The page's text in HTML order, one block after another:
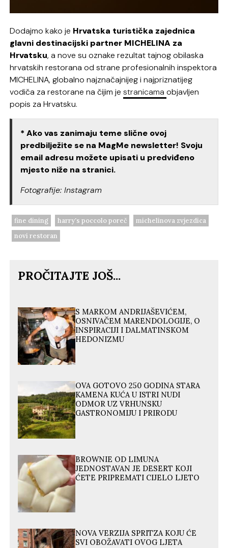
Dodajmo kako je Hrvatska turistička zajednica
glavni destinacijski partner MICHELINA za
Hrvatsku, a nove su oznake rezultat tajnog obilaska
hrvatskih restorana od strane profesionalnih inspektora
MICHELINA, globalno najznačajnijeg i najpriznatijeg
vodiča za restorane na čijim jestranicamaobjavljen
popis za Hrvatsku.
* Ako vas zanimaju teme slične ovoj
predbilježite se na MagMe newsletter! Svoju
email adresu možete upisati u predviđeno
mjesto niže na stranici.
Fotografije: Instagram
fine dining harry's poccolo poreč
michelinova zvjezdica
novi restoran
PROČITAJTE JOŠ...
S MARKOM ANDRIJAŠEVIĆEM,
OSNIVAČEM MARENDOLOGIJE, O
INSPIRACIJI I DALMATINSKOM
HEDONIZMU
OVA GOTOVO 250 GODINA STARA
KAMENA KUĆA U ISTRI NUDI
ODMOR UZ VRHUNSKU
GASTRONOMIJU I PRIRODU
BROWNIE OD LIMUNA
JEDNOSTAVAN JE DESERT KOJI
ĆETE PRIPREMATI CIJELO LJETO
NOVA VERZIJA SPRITZA KOJU ĆE
SVI OBOŽAVATI OVOG LJETA